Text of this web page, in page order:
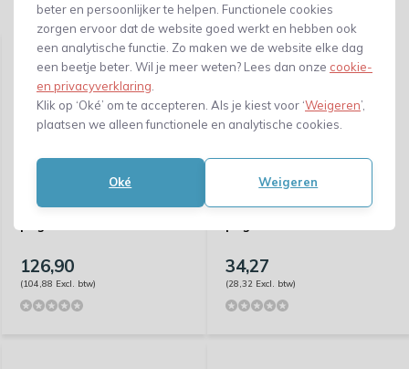
beter en persoonlijker te helpen. Functionele cookies
zorgen ervoor dat de website goed werkt en hebben ook
een analytische functie. Zo maken we de website elke dag
een beetje beter. Wil je meer weten? Lees dan onze cookie-
en privacyverklaring
Klik op ‘Oké’ om te accepteren. Als je kiest voor ‘Weigeren’,
plaatsen we alleen functionele en analytische cookies.
Oké Weigeren
Gerelateerde producten
7105 - Capaciteit: 20.000
126,90
(104,88 Excl. btw)
3170 - Capaciteit: 15.500
34,27
(28,32 Excl. btw)